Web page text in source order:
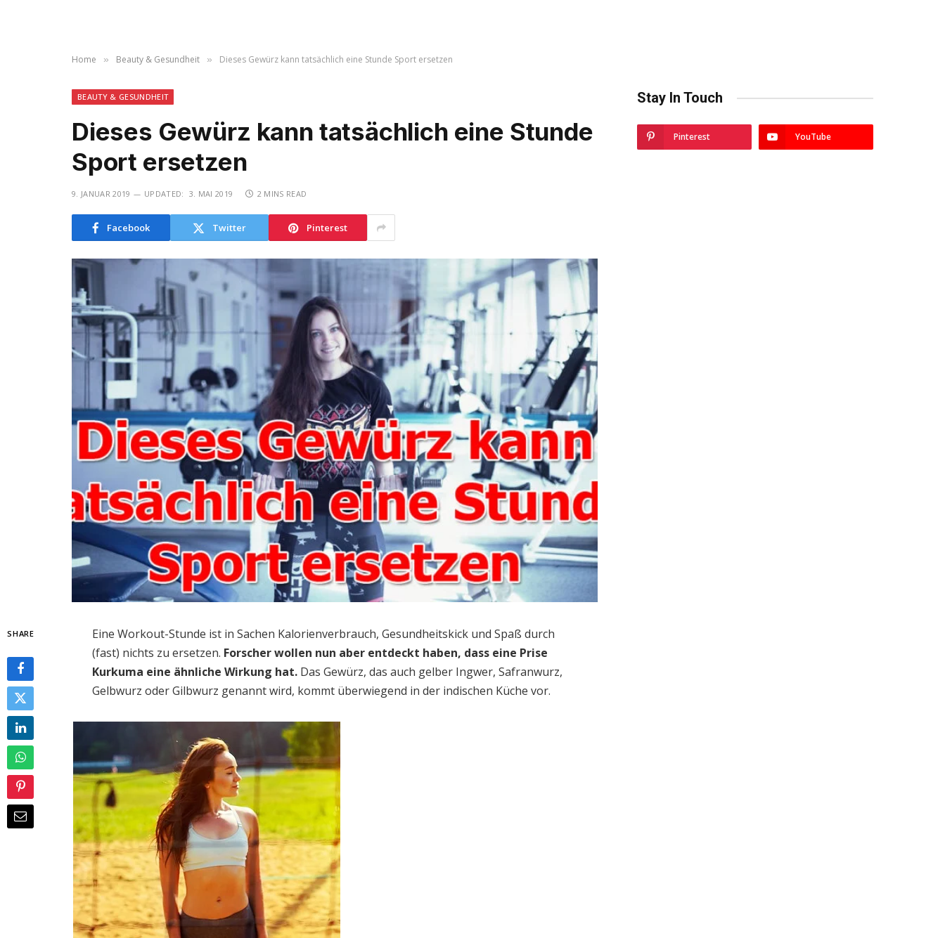
Home » Beauty & Gesundheit » Dieses Gewürz kann tatsächlich eine Stunde Sport ersetzen
BEAUTY & GESUNDHEIT
Dieses Gewürz kann tatsächlich eine Stunde
Sport ersetzen
9. JANUAR 2019 UPDATED: 3. MAI 2019 2 MINS READ
Facebook Twitter Pinterest
SHARE
Eine Workout-Stunde ist in Sachen Kalorienverbrauch, Gesundheitskick und Spaß durch
(fast) nichts zu ersetzen. Forscher wollen nun aber entdeckt haben, dass eine Prise
Kurkuma eine ähnliche Wirkung hat. Das Gewürz, das auch gelber Ingwer, Safranwurz,
Gelbwurz oder Gilbwurz genannt wird, kommt überwiegend in der indischen Küche vor.
Stay In Touch
Pinterest YouTube